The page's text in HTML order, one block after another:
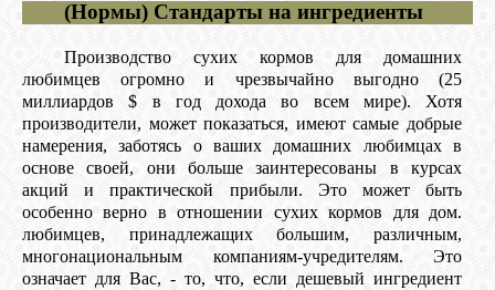
FACEBOOK
(Нормы) Стандарты на ингредиенты
Производство сухих кормов для домашних
любимцев огромно и чрезвычайно выгодно (25
миллиардов $ в год дохода во всем мире). Хотя
производители, может показаться, имеют самые добрые
намерения, заботясь о ваших домашних любимцах в
основе своей, они больше заинтересованы в курсах
акций и практической прибыли. Это может быть
особенно верно в отношении сухих кормов для дом.
любимцев, принадлежащих большим, различным,
многонациональным компаниям-учредителям. Это
означает для Вас, - то, что, если дешевый ингредиент